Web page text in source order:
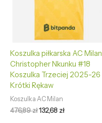
Koszulka piłkarska AC Milan
Christopher Nkunku #18
Koszulka Trzeciej 2025-26
Krótki Rękaw
Koszulka AC Milan
476,89zł132,68 zł